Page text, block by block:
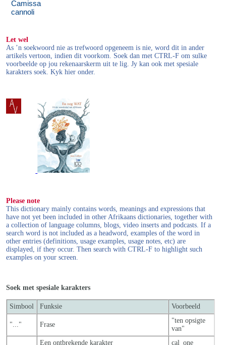
Camissa
cannoli
Let wel
As ’n soekwoord nie as trefwoord opgeneem is nie, word dit in ander
artikels vertoon, indien dit voorkom. Soek dan met CTRL-F om sulke
voorbeelde op jou rekenaarskerm uit te lig. Jy kan ook met spesiale
karakters soek. Kyk hier onder.
Please note
This dictionary mainly contains words, meanings and expressions that
have not yet been included in other Afrikaans dictionaries, together with
a collection of language columns, blogs, video inserts and podcasts. If a
search word is not included as a headword, examples of the word in
other entries (definitions, usage examples, usage notes, etc) are
displayed, if they occur. Then search with CTRL-F to highlight such
examples on your screen.
Soek met spesiale karakters
Simbool Funksie Voorbeeld
"..." Frase
"ten opsigte
van"
Een ontbrekende karakter cal_one